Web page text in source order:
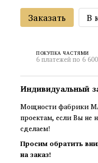
Заказать В
ПОКУПКА ЧАСТЯМИ
6 платежей по 6
Индивидуальный
Мощности фабрики
проектам, если Вы не
сделаем!
Просим обратить
на заказ!